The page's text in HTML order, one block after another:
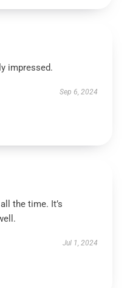
impressed.
Sep 6, 2024
the time. It’s
Jul 1, 2024